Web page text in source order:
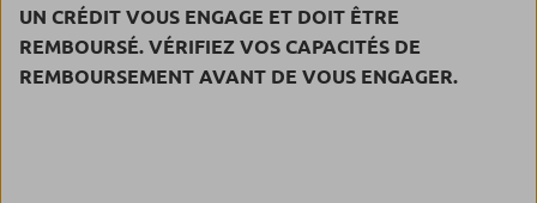
UN CRÉDIT VOUS ENGAGE ET DOIT ÊTRE
REMBOURSÉ. VÉRIFIEZ VOS CAPACITÉS DE
REMBOURSEMENT AVANT DE VOUS ENGAGER.